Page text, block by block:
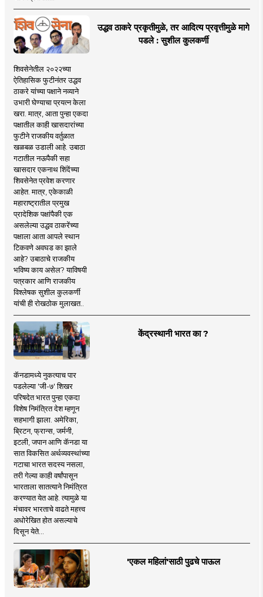
उद्धव ठाकरे प्रकृतीमुळे, तर आदित्य प्रवृत्तीमुळे मागे
पडले : सुशील कुलकर्णी
शिवसेनेतील २०२२च्या
ऐतिहासिक फुटीनंतर उद्धव
ठाकरे यांच्या पक्षाने नव्याने
उभारी घेण्याचा प्रयत्न केला
खरा. मात्र, आता पुन्हा एकदा
पक्षातील काही खासदारांच्या
फुटीने राजकीय वर्तुळात
खळबळ उडाली आहे. उबाठा
गटातील नऊपैकी सहा
खासदार एकनाथ शिंदेंच्या
शिवसेनेत प्रवेश करणार
आहेत. मात्र, एकेकाळी
महाराष्ट्रातील प्रमुख
प्रादेशिक पक्षांपैकी एक
असलेल्या उद्धव ठाकरेंच्या
पक्षाला आता आपले स्थान
टिकवणे अवघड का झाले
आहे? उबाठाचे राजकीय
भविष्य काय असेल? याविषयी
पत्रकार आणि राजकीय
विश्लेषक सुशील कुलकर्णी
यांची ही रोखठोक मुलाखत..
केंद्रस्थानी भारत का ?
कॅनडामध्ये नुकत्याच पार
पडलेल्या 'जी-७' शिखर
परिषदेत भारत पुन्हा एकदा
विशेष निमंत्रित देश म्हणून
सहभागी झाला. अमेरिका,
ब्रिटन, फ्रान्स, जर्मनी,
इटली, जपान आणि कॅनडा या
सात विकसित अर्थव्यवस्थांच्या
गटाचा भारत सदस्य नसला,
तरी गेल्या काही वर्षांपासून
भारताला सातत्याने निमंत्रित
करण्यात येत आहे. त्यामुळे या
मंचावर भारताचे वाढते महत्त्व
अधोरेखित होत असल्याचे
दिसून येते...
'एकल महिलां'साठी पुढचे पाऊल